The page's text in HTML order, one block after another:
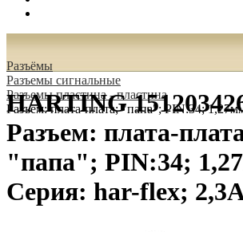
Разъёмы
Разъeмы сигнальные
Разъeмы пластина - пластина
Разъем: плата-плата; "папа"; PIN:34;
HARTING
Разъем: плата-
"папа"; PIN:34;
Серия: har-flex;